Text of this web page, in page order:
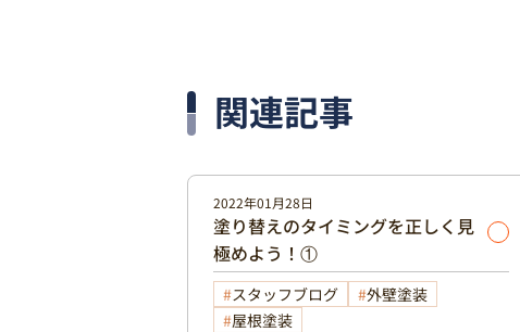
関連記事
2022年01月28日
塗り替えのタイミングを正しく見
極めよう！①
スタッフブログ
外壁塗装
屋根塗装